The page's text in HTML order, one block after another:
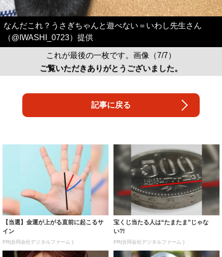
これが最後の一枚です。画像（7/7）
ご覧いただきありがとうございました。
記事に戻る
【当選】金運が上がる直前に起こるサ
PR(合同会社デジタルファーム )
宝くじ当たる人は“たまたま”じゃな
PR(合同会社デジタルファーム )